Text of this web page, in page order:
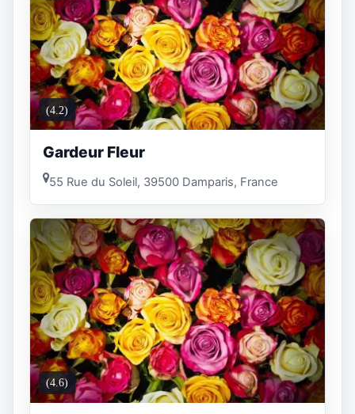
(4.2)
Gardeur Fleur
55 Rue du Soleil, 39500 Damparis, France
(4.6)